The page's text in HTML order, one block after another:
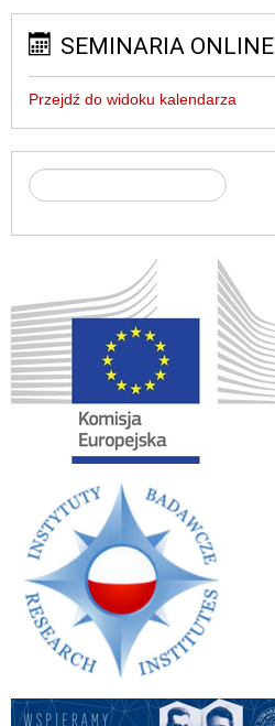
SEMINARIA ONLINE
Przejdź do widoku kalendarza